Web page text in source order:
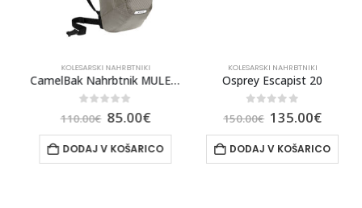
KOLESARSKI NAHRBTNIKI
CamelBak Nahrbtnik MULE Meh 3l, 12l, Aluminijsko Siva
out of 5
110.00€ 85.00€
DODAJ V KOŠARICO
KOLESARSKI NAHRBTNIKI
Osprey Escapist 20
out of 5
150.00€ 135.00€
DODAJ V KOŠARICO